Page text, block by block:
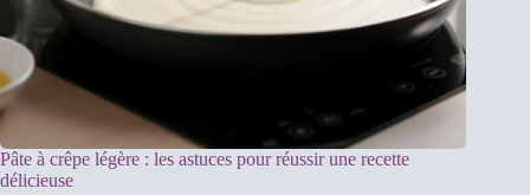
Pâte à crêpe légère : les astuces pour réussir une recette
délicieuse